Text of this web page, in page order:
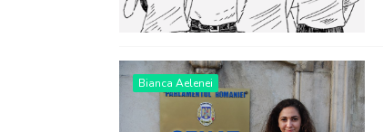
Bianca Aelenei